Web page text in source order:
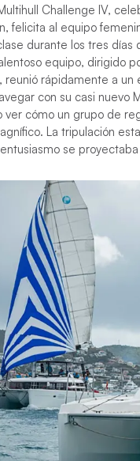
Challenge IV,
felicita al equipo
durante los tres
equipo, dirigido
reunió rápidamente a
con su casi
ver cómo un grupo de
La tripulación
se